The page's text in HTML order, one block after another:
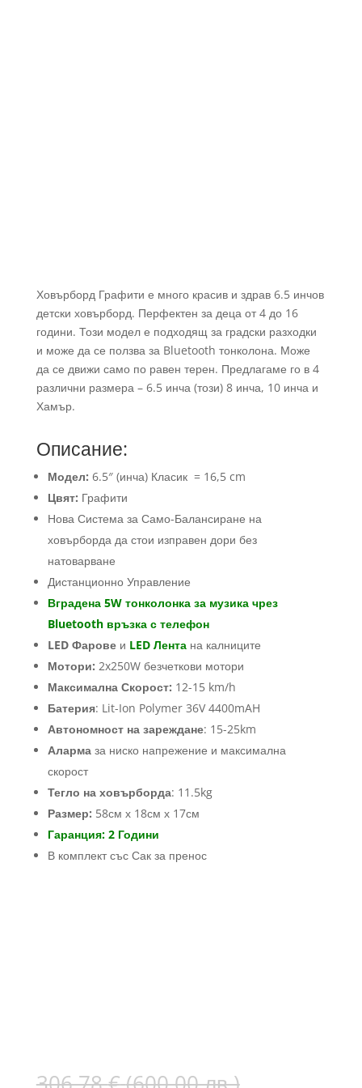
Ховърборд Графити е много красив и здрав 6.5 инчов
детски ховърборд. Перфектен за деца от 4 до 16
години. Този модел е подходящ за градски разходки
и може да се ползва за Bluetooth тонколона. Може
да се движи само по равен терен. Предлагаме го в 4
различни размера – 6.5 инча (този) 8 инча, 10 инча и
Хамър.
Описание:
Модел: 6.5″ (инча) Класик = 16,5 cm
Цвят: Графити
Нова Система за Само-Балансиране на
ховърборда да стои изправен дори без
натоварване
Дистанционно Управление
Вградена 5W тонколонка за музика чрез
Bluetooth връзка с телефон
LED Фаровеи LED Лентана калниците
Мотори: 2x250W безчеткови мотори
Максимална Скорост: 12-15 km/h
Батерия: Lit-Ion Polymer 36V 4400mAH
Автономност на зареждане: 15-25km
Алармаза ниско напрежение и максимална
скорост
Тегло на ховърборда: 11.5kg
Размер: 58см х 18см х 17см
Гаранция: 2 Години
В комплект със Сак за пренос